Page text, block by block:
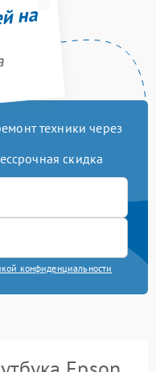
на
техники через
скидка
конфиденциальности